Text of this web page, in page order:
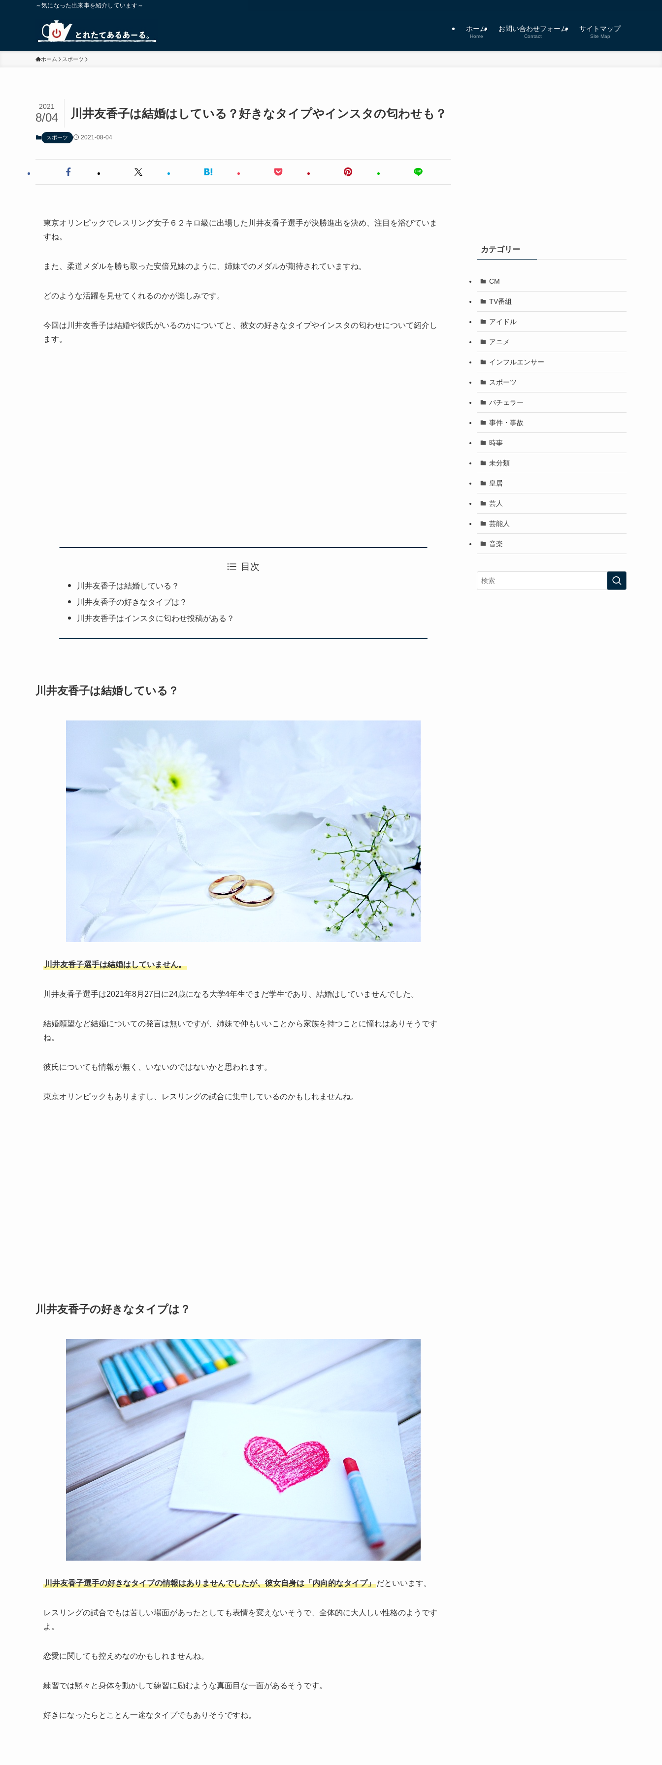
～気になった出来事を紹介しています～
ホーム
Home
お問い合わせフォーム
Contact
サイトマップ
Site Map
ホーム スポーツ
川井友香子は結婚はしている？好きなタイプやインスタの匂わせも？
2021
8/04
スポーツ 2021-08-04
東京オリンピックでレスリング女子６２キロ級に出場した川井友香子選手が決勝進出を決め、注目を浴びていま
すね。
また、柔道メダルを勝ち取った安倍兄妹のように、姉妹でのメダルが期待されていますね。
どのような活躍を見せてくれるのかが楽しみです。
今回は川井友香子は結婚や彼氏がいるのかについてと、彼女の好きなタイプやインスタの匂わせについて紹介し
ます。
目次
川井友香子は結婚している？
川井友香子の好きなタイプは？
川井友香子はインスタに匂わせ投稿がある？
川井友香子は結婚している？
川井友香子選手は結婚はしていません。
川井友香子選手は2021年8月27日に24歳になる大学4年生でまだ学生であり、結婚はしていませんでした。
結婚願望など結婚についての発言は無いですが、姉妹で仲もいいことから家族を持つことに憧れはありそうです
ね。
彼氏についても情報が無く、いないのではないかと思われます。
東京オリンピックもありますし、レスリングの試合に集中しているのかもしれませんね。
川井友香子の好きなタイプは？
川井友香子選手の好きなタイプの情報はありませんでしたが、彼女自身は「内向的なタイプ」だといいます。
レスリングの試合でもは苦しい場面があったとしても表情を変えないそうで、全体的に大人しい性格のようです
よ。
恋愛に関しても控えめなのかもしれませんね。
練習では黙々と身体を動かして練習に励むような真面目な一面があるそうです。
好きになったらとことん一途なタイプでもありそうですね。
カテゴリー
CM
TV番組
アイドル
アニメ
インフルエンサー
スポーツ
バチェラー
事件・事故
時事
未分類
皇居
芸人
芸能人
音楽